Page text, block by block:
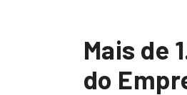
Mais de
do